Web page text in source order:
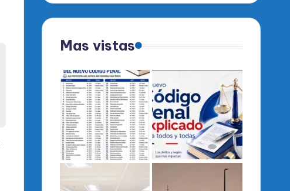
Mas vistas